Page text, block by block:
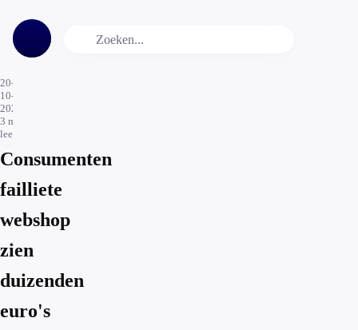
20-
10-
2025
3 min.
leestijd
Consumenten
failliete
webshop
zien
duizenden
euro's